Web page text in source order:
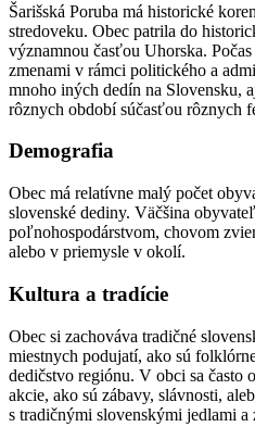
Šarišská Poruba má historické
stredoveku. Obec patrila do
významnou časťou Uhorska.
zmenami v rámci politického a
mnoho iných dedín na Slovensku,
rôznych období súčasťou rôznych
Demografia
Obec má relatívne malý počet
slovenské dediny. Väčšina
poľnohospodárstvom, chovom
alebo v priemysle v okolí.
Kultura a tradície
Obec si zachováva tradičné
miestnych podujatí, ako sú
dedičstvo regiónu. V obci sa často
akcie, ako sú zábavy, slávnosti,
s tradičnými slovenskými jedlami a